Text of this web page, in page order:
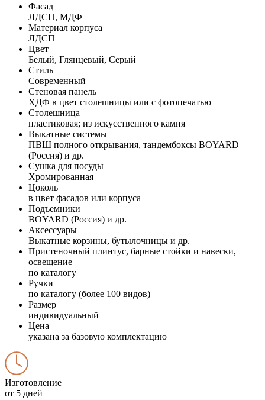
Фасад
ЛДСП, МДФ
Материал корпуса
ЛДСП
Цвет
Белый, Глянцевый, Серый
Стиль
Современный
Стеновая панель
ХДФ в цвет столешницы или с фотопечатью
Столешница
пластиковая; из искусственного камня
Выкатные системы
ПВШ полного открывания, тандембоксы BOYARD
(Россия) и др.
Сушка для посуды
Хромированная
Цоколь
в цвет фасадов или корпуса
Подъемники
BOYARD (Россия) и др.
Аксессуары
Выкатные корзины, бутылочницы и др.
Пристеночный плинтус, барные стойки и навески,
освещение
по каталогу
Ручки
по каталогу (более 100 видов)
Размер
индивидуальный
Цена
указана за базовую комплектацию
Изготовление
от 5 дней